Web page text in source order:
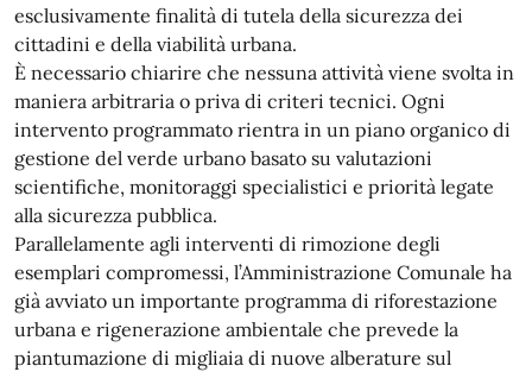
esclusivamente finalità di tutela della sicurezza dei
cittadini e della viabilità urbana.
È necessario chiarire che nessuna attività viene svolta in
maniera arbitraria o priva di criteri tecnici. Ogni
intervento programmato rientra in un piano organico di
gestione del verde urbano basato su valutazioni
scientifiche, monitoraggi specialistici e priorità legate
alla sicurezza pubblica.
Parallelamente agli interventi di rimozione degli
esemplari compromessi, l’Amministrazione Comunale ha
già avviato un importante programma di riforestazione
urbana e rigenerazione ambientale che prevede la
piantumazione di migliaia di nuove alberature sul